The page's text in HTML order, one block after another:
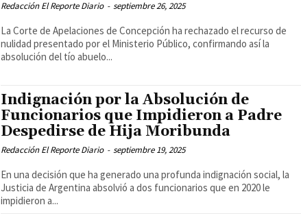
Redacción El Reporte Diario - septiembre 26, 2025
La Corte de Apelaciones de Concepción ha rechazado el recurso de
nulidad presentado por el Ministerio Público, confirmando así la
absolución del tío abuelo...
Indignación por la Absolución de
Funcionarios que Impidieron a Padre
Despedirse de Hija Moribunda
Redacción El Reporte Diario - septiembre 19, 2025
En una decisión que ha generado una profunda indignación social, la
Justicia de Argentina absolvió a dos funcionarios que en 2020 le
impidieron a...